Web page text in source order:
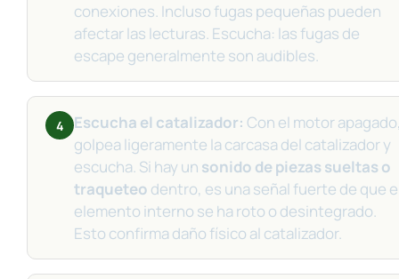
conexiones. Incluso fugas pequeñas pueden
afectar las lecturas. Escucha: las fugas de
escape generalmente son audibles.
4 Escucha el catalizador: Con el motor
golpea ligeramente la carcasa del catalizador y
escucha. Si hay un sonido de piezas sueltas o
traqueteo dentro, es una señal fuerte de que
elemento interno se ha roto o desintegrado.
Esto confirma daño físico al catalizador.